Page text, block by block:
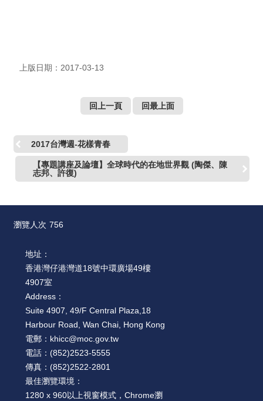
上版日期：2017-03-13
回上一頁 回最上面
2017台灣週-花樣青春
【專題講座及論壇】全球時代的在地世界觀 (陶傑、陳
志邦、許復)
瀏覽人次 756
地址：
香港灣仔港灣道18號中環廣場49樓
4907室
Address：
Suite 4907, 49/F Central Plaza,18
Harbour Road, Wan Chai, Hong Kong
電郵： khicc@moc.gov.tw
電話： (852)2523-5555
傳真： (852)2522-2801
最佳瀏覽環境：
1280 x 960以上視窗模式，Chrome瀏